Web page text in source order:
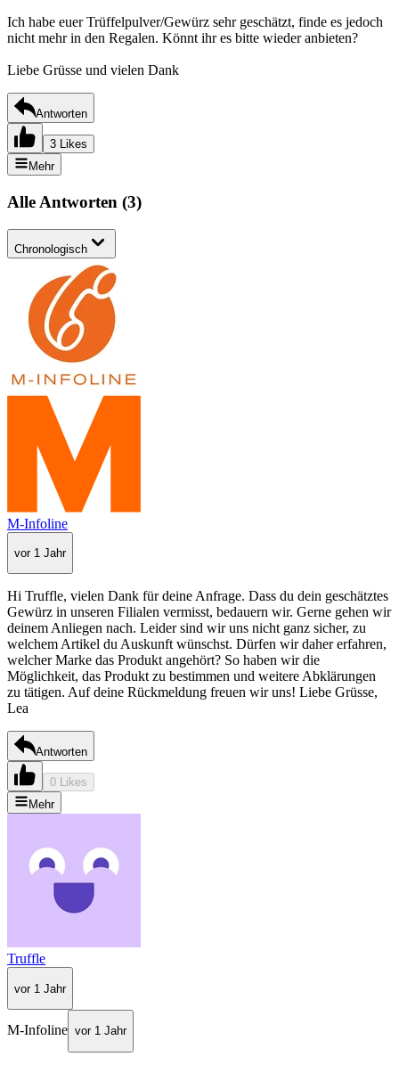
Ich habe euer Trüffelpulver/Gewürz sehr geschätzt, finde es jedoch
nicht mehr in den Regalen. Könnt ihr es bitte wieder anbieten?
Liebe Grüsse und vielen Dank
Antworten
3 Likes
Mehr
Alle Antworten (3)
Chronologisch
M-Infoline
vor 1 Jahr
Hi Truffle, vielen Dank für deine Anfrage. Dass du dein geschätztes
Gewürz in unseren Filialen vermisst, bedauern wir. Gerne gehen wir
deinem Anliegen nach. Leider sind wir uns nicht ganz sicher, zu
welchem Artikel du Auskunft wünschst. Dürfen wir daher erfahren,
welcher Marke das Produkt angehört? So haben wir die
Möglichkeit, das Produkt zu bestimmen und weitere Abklärungen
zu tätigen. Auf deine Rückmeldung freuen wir uns! Liebe Grüsse,
Lea
Antworten
0 Likes
Mehr
Truffle
vor 1 Jahr
M-Infoline vor 1 Jahr